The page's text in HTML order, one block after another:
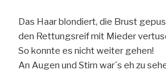
Das Haar blondiert, die Brust
den Rettungsreif mit Mieder
So konnte es nicht weiter gehen!
An Augen und Stirn war´s eh zu